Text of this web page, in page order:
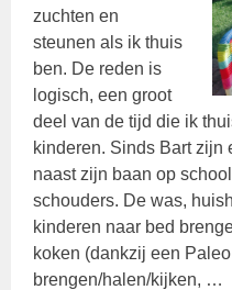
zuchten en
steunen als ik thuis
ben. De reden is
logisch, een groot
deel van de tijd die ik
kinderen. Sinds Bart zijn
naast zijn baan op
schouders. De was,
kinderen naar bed
koken (dankzij een
brengen/halen/kijken, …